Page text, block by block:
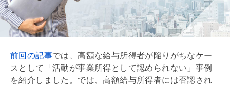
前回の記事では、高額な給与所得者が陥りがちなケー
スとして「活動が事業所得として認められない」事例
を紹介しました。では、高額給与所得者には否認され